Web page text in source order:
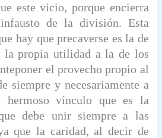
este vicio, porque encierra
de la división. Esta
hay que precaverse es la de
la propia utilidad a la de los
el provecho propio al
siempre y necesariamente a
hermoso vínculo que es la
debe unir siempre a las
que la caridad, al decir de